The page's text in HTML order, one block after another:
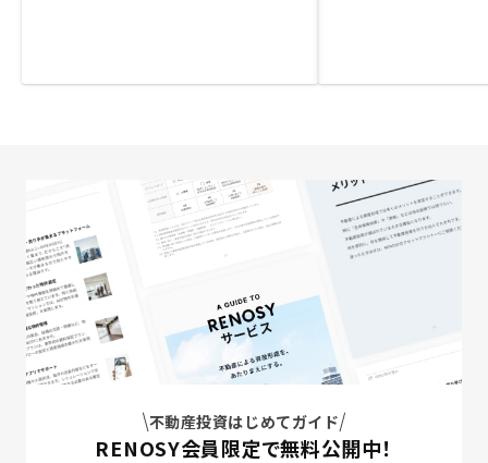
不動産投資はじめてガイド
RENOSY会員限定で無料公開中！